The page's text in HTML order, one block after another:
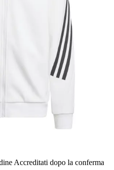
Accreditati dopo la conferma